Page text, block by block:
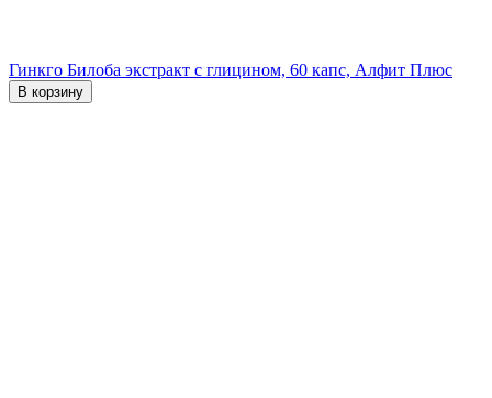
Гинкго Билоба экстракт с глицином, 60 капс, Алфит Плюс
В корзину